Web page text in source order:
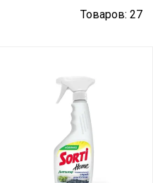
Товаров: 27